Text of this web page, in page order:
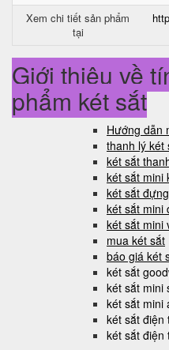
Xem chi tiết sản phẩm
tại
Giới thiệu về
phẩm két sắt
Hướng dẫn
thanh lý két
két sắt
két sắt mini
két sắt
két sắt mini
két sắt mini
mua két sắt
báo giá két
két sắt
két sắt mini
két sắt mini
két sắt điện
két sắt điện